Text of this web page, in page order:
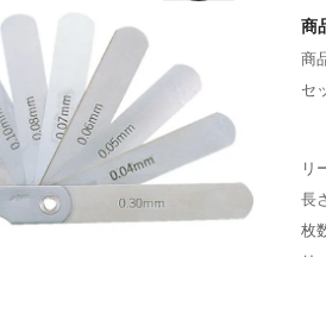
商
商
セ
リ
長
枚
リ